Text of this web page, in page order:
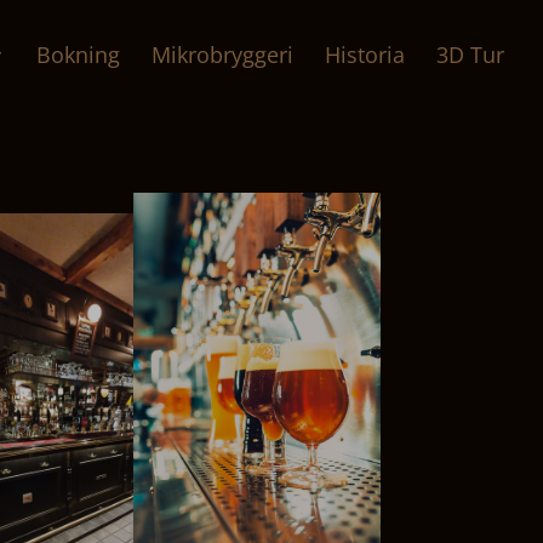
Bokning Mikrobryggeri Historia 3D Tur